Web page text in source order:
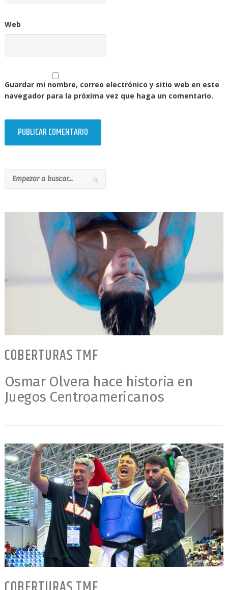
Web
Guardar mi nombre, correo electrónico y sitio web en este
navegador para la próxima vez que haga un comentario.
COBERTURAS TMF
Osmar Olvera hace historia en
Juegos Centroamericanos